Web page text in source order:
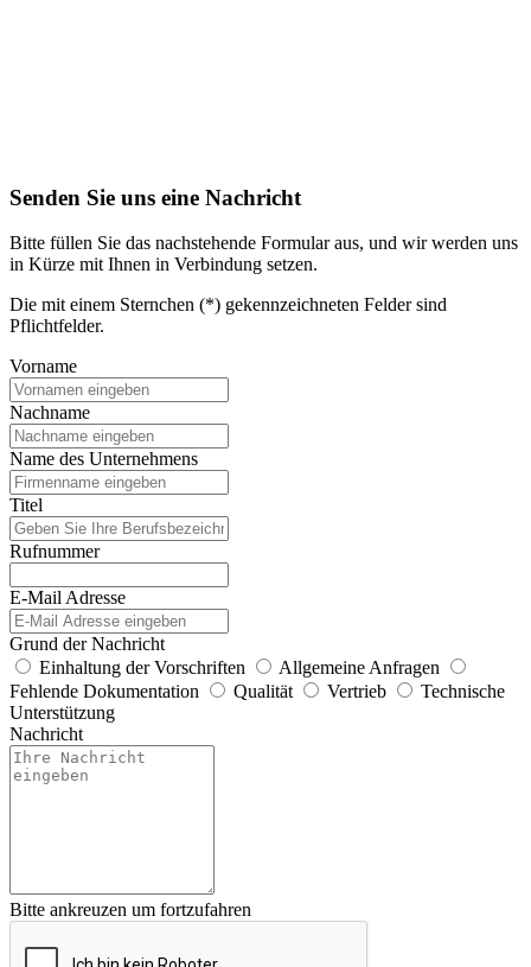
Senden Sie uns eine Nachricht
Bitte füllen Sie das nachstehende Formular aus, und wir werden uns
in Kürze mit Ihnen in Verbindung setzen.
Die mit einem Sternchen (*) gekennzeichneten Felder sind
Pflichtfelder.
Vorname
Nachname
Name des Unternehmens
Titel
Rufnummer
E-Mail Adresse
Grund der Nachricht
Einhaltung der Vorschriften
Allgemeine Anfragen
Fehlende Dokumentation
Qualität Vertrieb
Technische
Unterstützung
Nachricht
Bitte ankreuzen um fortzufahren